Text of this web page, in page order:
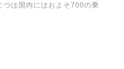
つは国内にはおよそ700の乗
お散歩する《外乗》をメイ